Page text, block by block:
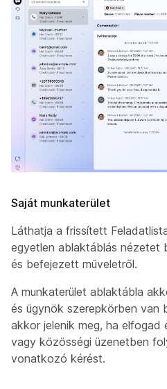
Saját munkaterület
Láthatja a frissített
egyetlen ablaktáblás nézetet
és befejezett műveletről.
A munkaterület ablaktábla
és ügynök szerepkörben van
akkor jelenik meg, ha elfogad
vagy közösségi üzenetben
vonatkozó kérést.